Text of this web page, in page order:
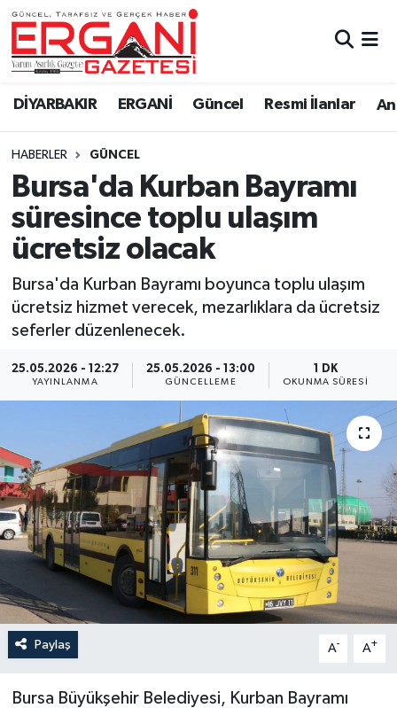
DİYARBAKIR ERGANİ Güncel Resmi İlanlar
HABERLER GÜNCEL
Bursa'da Kurban Bayramı
süresince toplu ulaşım
ücretsiz olacak
Bursa'da Kurban Bayramı boyunca toplu ulaşım
ücretsiz hizmet verecek, mezarlıklara da ücretsiz
seferler düzenlenecek.
25.05.2026 - 12:27
YAYINLANMA
25.05.2026 - 13:00
GÜNCELLEME
1 DK
OKUNMA SÜRESI
Paylaş A- A+
Bursa Büyükşehir Belediyesi, Kurban Bayramı
DİYARBAKIR
BİSMİL
BAĞLAR
ERGANİ
Güncel
Eği̇ti̇m
Resmi İlanlar
Sağlık
Si̇yaset
Spor
Anali̇z
Bi̇li̇m & Teknoloji̇
Dünya
Eği̇ti̇m
Ergani Nöbetçi Eczaneler
Ergani Hava Durumu
Ergani Trafik Yoğunluk Haritası
Süper Lig Puan Durumu ve Fikstür
Tüm Manşetler
Son Dakika Haberleri
Haber Arşivi